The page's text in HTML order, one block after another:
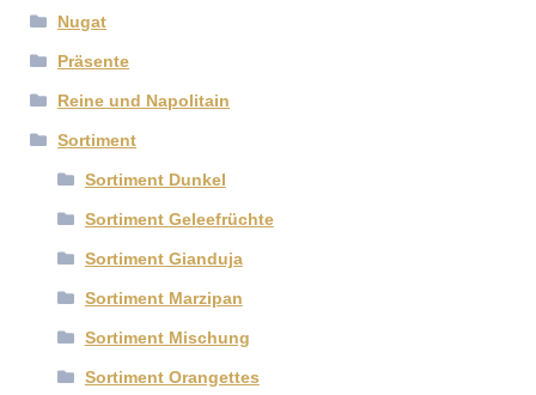
Nugat
Präsente
Reine und Napolitain
Sortiment
Sortiment Dunkel
Sortiment Geleefrüchte
Sortiment Gianduja
Sortiment Marzipan
Sortiment Mischung
Sortiment Orangettes